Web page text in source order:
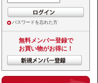
パスワードを忘れた方
無料メンバー登録で
お買い物がお得に！